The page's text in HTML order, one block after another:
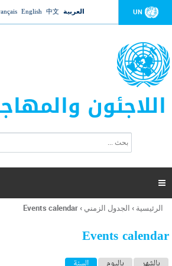
Jump to navigation UN العربية 中文
English
اللاجئون
ت
ر
ل
ح
ب

أنت
هنا
الرئيسية › الجدول الزمني ›
Events calendar
Events calendar